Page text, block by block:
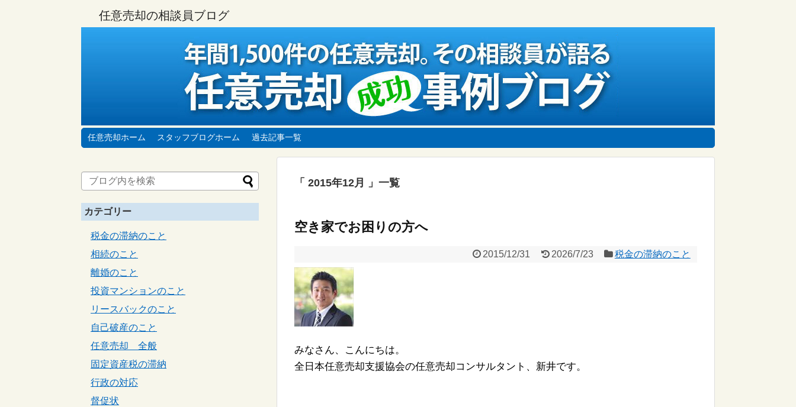
任意売却の相談員ブログ
任意売却ホーム スタッフブログホーム 過去記事一覧
2015年12月 一覧
空き家でお困りの方へ
2015/12/31 2026/7/23 税金の滞納のこと
みなさん、こんにちは。
全日本任意売却支援協会の任意売却コンサルタント、新井です。
カテゴリー
税金の滞納のこと
相続のこと
離婚のこと
投資マンションのこと
リースバックのこと
自己破産のこと
任意売却 全般
固定資産税の滞納
行政の対応
督促状